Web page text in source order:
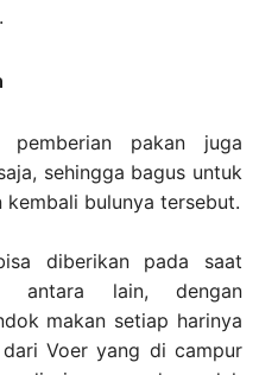
pakan juga
sehingga bagus untuk
bulunya tersebut.
diberikan pada saat
antara lain, dengan
makan setiap harinya
Voer yang di campur